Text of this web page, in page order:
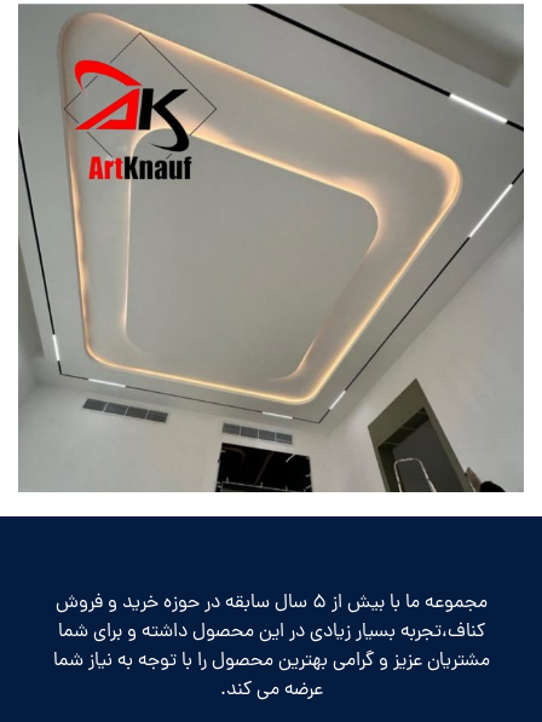
مجموعه ما با بیش از 5 سال سابقه در حوزه خرید و فروش
کناف،تجربه بسیار زیادی در این محصول داشته و برای شما
مشتریان عزیز و گرامی بهترین محصول را با توجه به نیاز شما
عرضه می کند.